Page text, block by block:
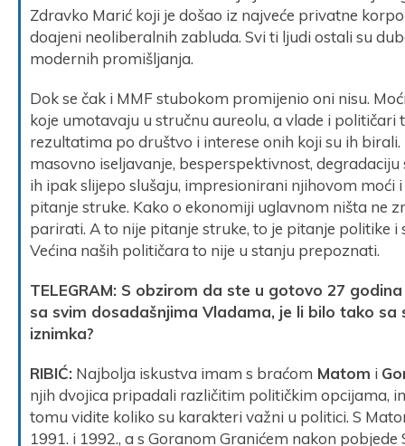
Zdravko Marić koji je došao iz najveće privatne
doajeni neoliberalnih zabluda. Svi ti ljudi ostali su
modernih promišljanja.
Dok se čak i MMF stubokom promijenio oni nisu.
koje umotavaju u stručnu aureolu, a vlade i
rezultatima po društvo i interese onih koji su ih birali.
masovno iseljavanje, besperspektivnost,
ih ipak slijepo slušaju, impresionirani njihovom moći
pitanje struke. Kako o ekonomiji uglavnom ništa ne
parirati. A to nije pitanje struke, to je pitanje politike i
Većina naših političara to nije u stanju prepoznati.
TELEGRAM: S obzirom da ste u gotovo 27
sa svim dosadašnjima Vladama, je li bilo tako
iznimka?
RIBIĆ: Najbolja iskustva imam s braćom Matom i
njih dvojica pripadali različitim političkim opcijama,
tomu vidite koliko su karakteri važni u politici. S
1991. i 1992., a s Goranom Granićem nakon